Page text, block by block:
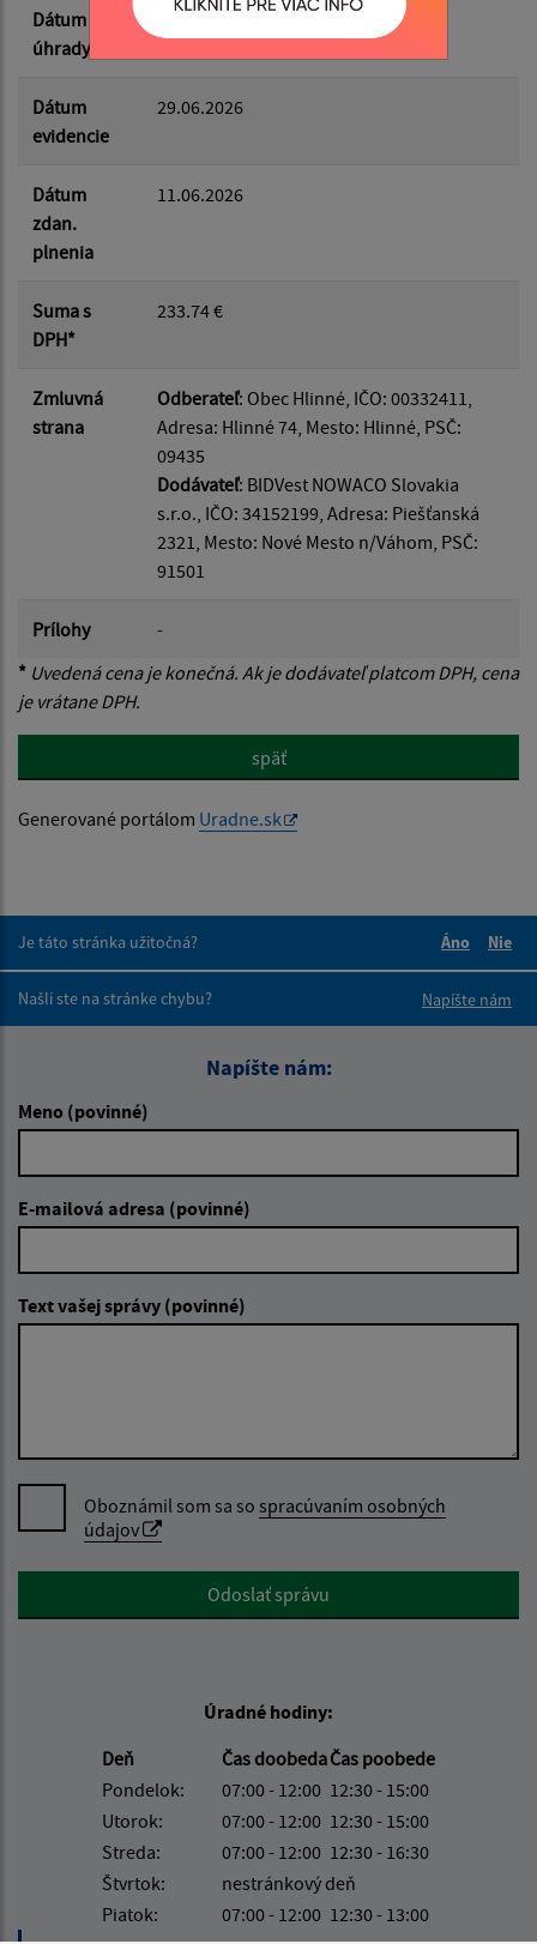
Dátum
úhrady
29.06.2026
Dátum
evidencie
29.06.2026
Dátum
zdan.
plnenia
11.06.2026
Suma s
DPH*
233.74 €
Zmluvná
strana
Odberateľ: Obec Hlinné, IČO: 00332411,
Adresa: Hlinné 74, Mesto: Hlinné, PSČ:
09435
Dodávateľ: BIDVest NOWACO Slovakia
s.r.o., IČO: 34152199, Adresa: Piešťanská
2321, Mesto: Nové Mesto n/Váhom, PSČ:
91501
Prílohy
-
* Uvedená cena je konečná. Ak je dodávateľ platcom DPH, cena
je vrátane DPH.
späť
Generované portálom Uradne.sk
Je táto stránka užitočná?
Áno
Nie
Našli ste na stránke chybu?
Napíšte nám
Napíšte nám:
Meno (povinné)
E-mailová adresa (povinné)
Text vašej správy (povinné)
Oboznámil som sa so spracúvaním osobných
údajov
Google reCaptcha ResponseOdoslať správu
Úradné hodiny:
Deň
Čas doobedaČas poobede
Pondelok:
07:00 - 12:00 12:30 - 15:00
Utorok:
07:00 - 12:00 12:30 - 15:00
Streda:
07:00 - 12:00 12:30 - 16:30
Štvrtok:
nestránkový deň
Piatok:
07:00 - 12:00 12:30 - 13:00